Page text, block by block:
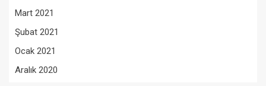
Mart 2021
Şubat 2021
Ocak 2021
Aralık 2020